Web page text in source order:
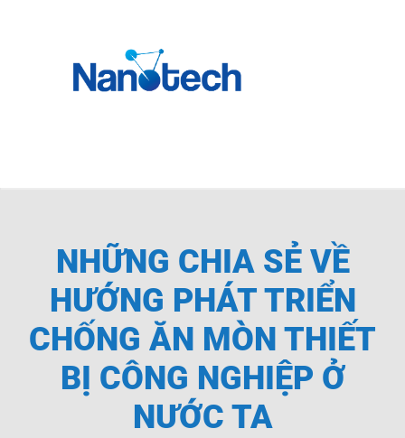
Sản phẩm
LĨNH VỰC ỨNG DỤNG
NHỮNG CHIA SẺ VỀ
HƯỚNG PHÁT TRIỂN
CHỐNG ĂN MÒN THIẾT
BỊ CÔNG NGHIỆP Ở
NƯỚC TA